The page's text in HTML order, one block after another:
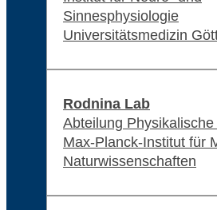
Sinnesphysiologie
Universitätsmedizin
Rodnina Lab
Abteilung
Max-Planck-Institut für
Naturwissenschaften